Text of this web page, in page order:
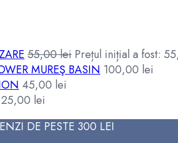
55,00lei Prețul inițial a fost:
MUREŞ BASIN 100,00 lei
45,00 lei
25,00 lei
DE PESTE 300 LEI